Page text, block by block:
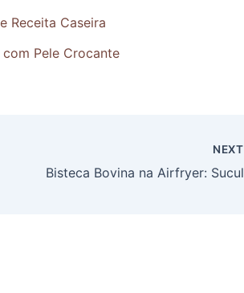
Receita Caseira
Pele Crocante
NEXT